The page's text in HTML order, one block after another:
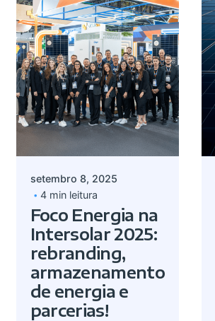
Postado por
Giovanna Alves
setembro 8, 2025
4 min leitura
Foco Energia na
Intersolar 2025:
rebranding,
armazenamento
de energia e
parcerias!